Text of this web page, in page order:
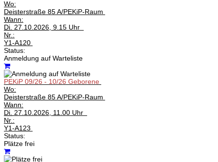
Wo:
Deisterstraße 85 A/PEKiP-Raum
Wann:
Di. 27.10.2026, 9.15 Uhr
Nr.:
Y1-A120
Status:
Anmeldung auf Warteliste
PEKiP 09/26 - 10/26 Geborene
Wo:
Deisterstraße 85 A/PEKiP-Raum
Wann:
Di. 27.10.2026, 11.00 Uhr
Nr.:
Y1-A123
Status:
Plätze frei